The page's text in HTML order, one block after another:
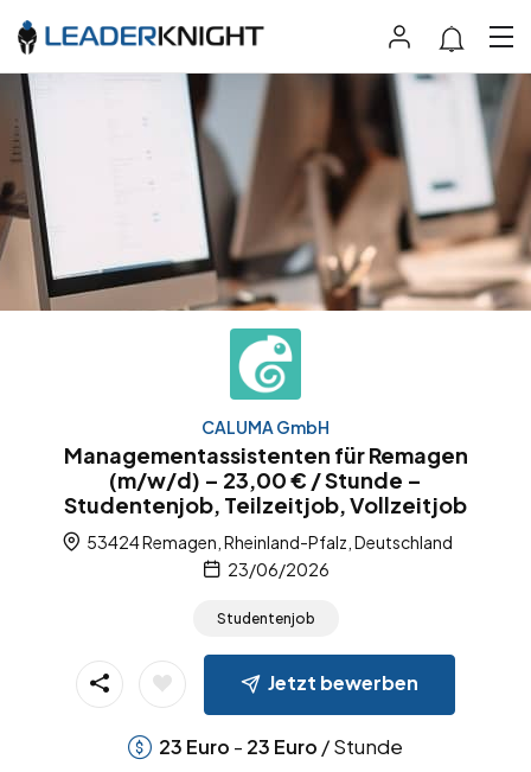
CALUMA GmbH
Managementassistenten für Remagen
(m/w/d) – 23,00 € / Stunde –
Studentenjob, Teilzeitjob, Vollzeitjob
53424 Remagen, Rheinland-Pfalz, Deutschland
23/06/2026
Studentenjob
Jetzt bewerben
23 Euro - 23 Euro / Stunde